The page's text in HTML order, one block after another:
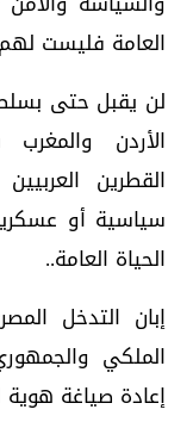
العامة فليست
لن يقبل حتى
الأردن
القطرين
سياسية أو
الحياة العامة..
إبان التدخل
الملكي
إعادة صياغة